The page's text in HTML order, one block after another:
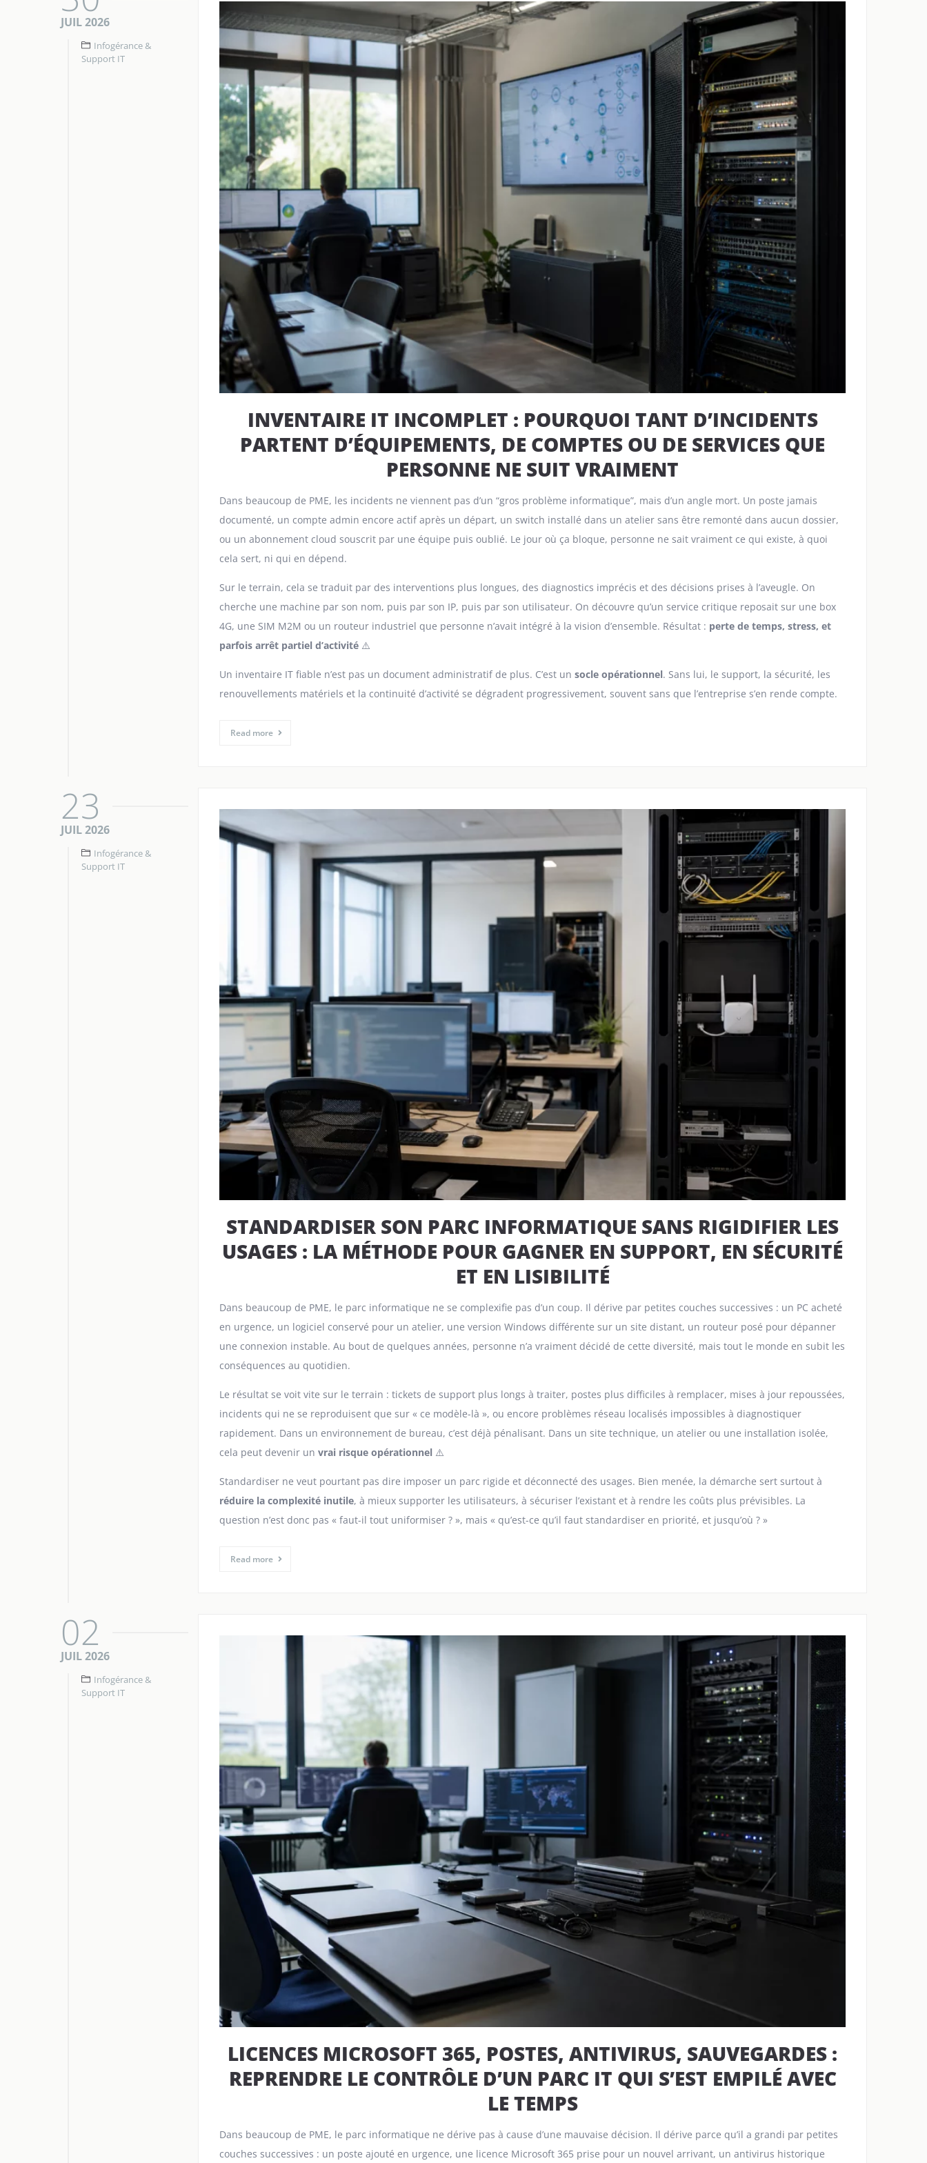
INVENTAIRE IT INCOMPLET : POURQUOI TANT D’INCIDENTS
PARTENT D’ÉQUIPEMENTS, DE COMPTES OU DE SERVICES QUE
PERSONNE NE SUIT VRAIMENT
Dans beaucoup de PME, les incidents ne viennent pas d’un “gros problème informatique”, mais d’un angle mort. Un poste jamais
documenté, un compte admin encore actif après un départ, un switch installé dans un atelier sans être remonté dans aucun dossier,
ou un abonnement cloud souscrit par une équipe puis oublié. Le jour où ça bloque, personne ne sait vraiment ce qui existe, à quoi
cela sert, ni qui en dépend.
Sur le terrain, cela se traduit par des interventions plus longues, des diagnostics imprécis et des décisions prises à l’aveugle. On
cherche une machine par son nom, puis par son IP, puis par son utilisateur. On découvre qu’un service critique reposait sur une box
4G, une SIM M2M ou un routeur industriel que personne n’avait intégré à la vision d’ensemble. Résultat : perte de temps, stress, et
parfois arrêt partiel d’activité ⚠️
Un inventaire IT fiable n’est pas un document administratif de plus. C’est un socle opérationnel. Sans lui, le support, la sécurité, les
renouvellements matériels et la continuité d’activité se dégradent progressivement, souvent sans que l’entreprise s’en rende compte.
Read more
JUIL 2026
Infogérance &
Support IT
STANDARDISER SON PARC INFORMATIQUE SANS RIGIDIFIER LES
USAGES : LA MÉTHODE POUR GAGNER EN SUPPORT, EN SÉCURITÉ
ET EN LISIBILITÉ
Dans beaucoup de PME, le parc informatique ne se complexifie pas d’un coup. Il dérive par petites couches successives : un PC acheté
en urgence, un logiciel conservé pour un atelier, une version Windows différente sur un site distant, un routeur posé pour dépanner
une connexion instable. Au bout de quelques années, personne n’a vraiment décidé de cette diversité, mais tout le monde en subit les
conséquences au quotidien.
Le résultat se voit vite sur le terrain : tickets de support plus longs à traiter, postes plus difficiles à remplacer, mises à jour repoussées,
incidents qui ne se reproduisent que sur « ce modèle-là », ou encore problèmes réseau localisés impossibles à diagnostiquer
rapidement. Dans un environnement de bureau, c’est déjà pénalisant. Dans un site technique, un atelier ou une installation isolée,
cela peut devenir un vrai risque opérationnel ⚠️
Standardiser ne veut pourtant pas dire imposer un parc rigide et déconnecté des usages. Bien menée, la démarche sert surtout à
réduire la complexité inutile, à mieux supporter les utilisateurs, à sécuriser l’existant et à rendre les coûts plus prévisibles. La
question n’est donc pas « faut-il tout uniformiser ? », mais « qu’est-ce qu’il faut standardiser en priorité, et jusqu’où ? »
Read more
23
JUIL 2026
Infogérance &
Support IT
LICENCES MICROSOFT 365, POSTES, ANTIVIRUS, SAUVEGARDES :
REPRENDRE LE CONTRÔLE D’UN PARC IT QUI S’EST EMPILÉ AVEC
LE TEMPS
Dans beaucoup de PME, le parc informatique ne dérive pas à cause d’une mauvaise décision. Il dérive parce qu’il a grandi par petites
couches successives : un poste ajouté en urgence, une licence Microsoft 365 prise pour un nouvel arrivant, un antivirus historique
02
JUIL 2026
Infogérance &
Support IT